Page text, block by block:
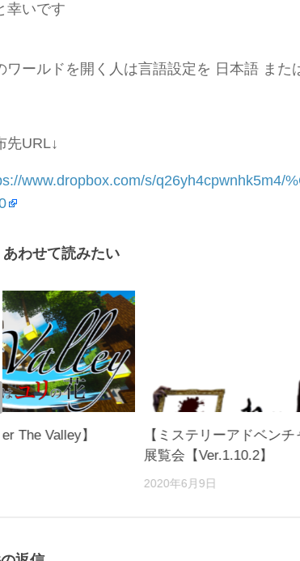
幸いです
ワールドを開く人は言語設定を 日本語 また
先URL↓
www.dropbox.com/s/q26yh4cpwnhk5m4/
あわせて読みたい
【ミステリーアドベン
展覧会【Ver.1.10.2】
2020年6月9日
The Valley】